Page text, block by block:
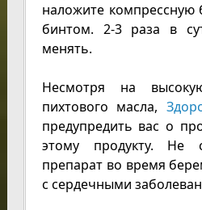
наложите компрессную
бинтом. 2-3 раза в
менять.
Несмотря на
пихтового масла,
предупредить вас о
этому продукту. Не
препарат во время
с сердечными